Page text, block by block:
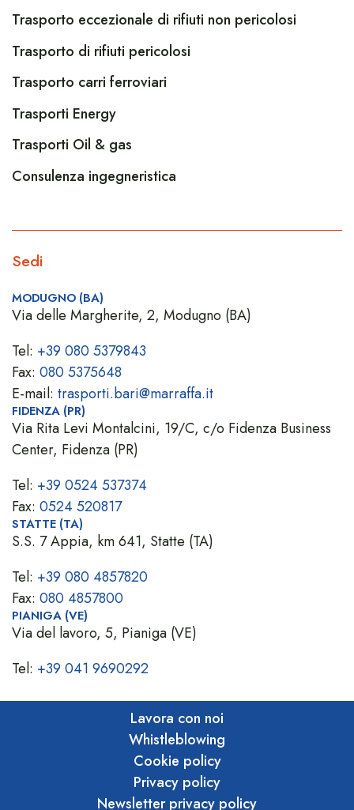
Trasporto eccezionale di rifiuti non pericolosi
Trasporto di rifiuti pericolosi
Trasporto carri ferroviari
Trasporti Energy
Trasporti Oil & gas
Consulenza ingegneristica
Sedi
MODUGNO (BA)
Via delle Margherite, 2, Modugno (BA)
Tel: +39 080 5379843
Fax: 080 5375648
E-mail: trasporti.bari@marraffa.it
FIDENZA (PR)
Via Rita Levi Montalcini, 19/C, c/o Fidenza Business
Center, Fidenza (PR)
Tel: +39 0524 537374
Fax: 0524 520817
STATTE (TA)
S.S. 7 Appia, km 641, Statte (TA)
Tel: +39 080 4857820
Fax: 080 4857800
PIANIGA (VE)
Via del lavoro, 5, Pianiga (VE)
Tel: +39 041 9690292
Lavora con noi
Whistleblowing
Cookie policy
Privacy policy
Newsletter privacy policy